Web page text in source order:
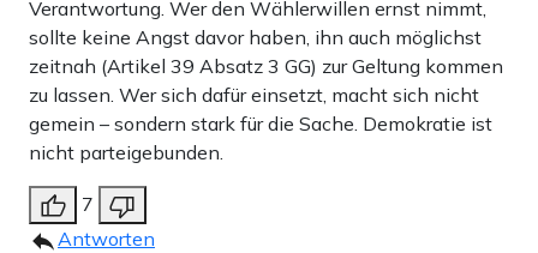
Verantwortung. Wer den Wählerwillen ernst nimmt,
sollte keine Angst davor haben, ihn auch möglichst
zeitnah (Artikel 39 Absatz 3 GG) zur Geltung kommen
zu lassen. Wer sich dafür einsetzt, macht sich nicht
gemein – sondern stark für die Sache. Demokratie ist
nicht parteigebunden.
7
Antworten